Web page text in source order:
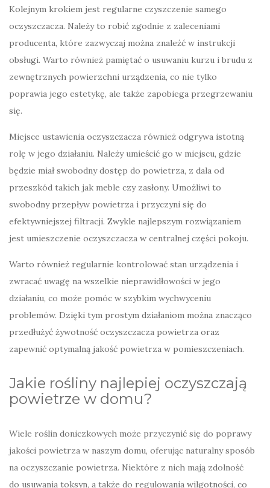
Kolejnym krokiem jest regularne czyszczenie samego
oczyszczacza. Należy to robić zgodnie z zaleceniami
producenta, które zazwyczaj można znaleźć w instrukcji
obsługi. Warto również pamiętać o usuwaniu kurzu i brudu z
zewnętrznych powierzchni urządzenia, co nie tylko
poprawia jego estetykę, ale także zapobiega przegrzewaniu
się.
Miejsce ustawienia oczyszczacza również odgrywa istotną
rolę w jego działaniu. Należy umieścić go w miejscu, gdzie
będzie miał swobodny dostęp do powietrza, z dala od
przeszkód takich jak meble czy zasłony. Umożliwi to
swobodny przepływ powietrza i przyczyni się do
efektywniejszej filtracji. Zwykle najlepszym rozwiązaniem
jest umieszczenie oczyszczacza w centralnej części pokoju.
Warto również regularnie kontrolować stan urządzenia i
zwracać uwagę na wszelkie nieprawidłowości w jego
działaniu, co może pomóc w szybkim wychwyceniu
problemów. Dzięki tym prostym działaniom można znacząco
przedłużyć żywotność oczyszczacza powietrza oraz
zapewnić optymalną jakość powietrza w pomieszczeniach.
Jakie rośliny najlepiej oczyszczają
powietrze w domu?
Wiele roślin doniczkowych może przyczynić się do poprawy
jakości powietrza w naszym domu, oferując naturalny sposób
na oczyszczanie powietrza. Niektóre z nich mają zdolność
do usuwania toksyn, a także do regulowania wilgotności, co